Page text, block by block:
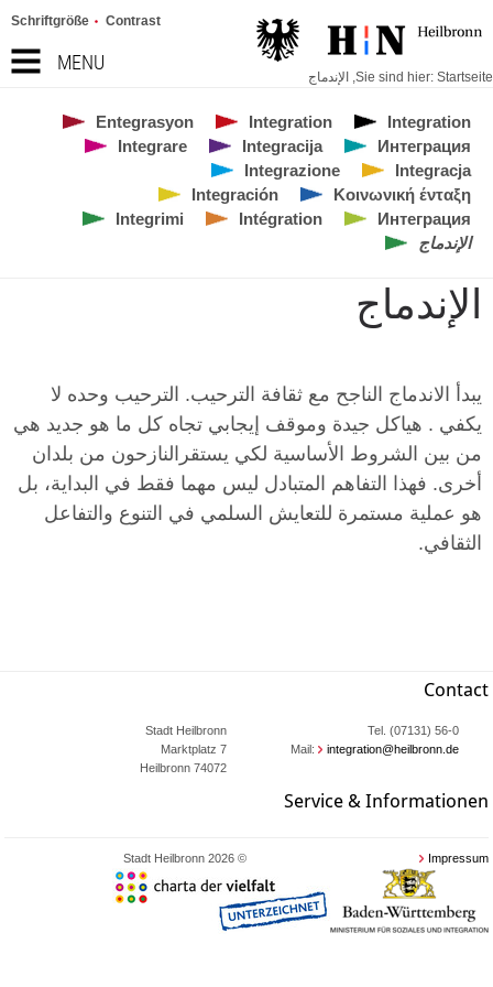
MENU
Schriftgröße Contrast
Sie sind hier: Startseite
, الإندماج
Integration
Integration
Entegrasyon
Интеграция
Integracija
Integrare
Integracja
Integrazione
Κοινωνική ένταξη
Integración
Интеграция
Intégration
Integrimi
الإندماج
الإندماج
يبدأ الاندماج الناجح مع ثقافة الترحيب. الترحيب وحده لا
يكفي . هياكل جيدة وموقف إيجابي تجاه كل ما هو جديد هي
من بين الشروط الأساسية لكي يستقرالنازحون من بلدان
أخرى. فهذا التفاهم المتبادل ليس مهما فقط في البداية، بل
هو عملية مستمرة للتعايش السلمي في التنوع والتفاعل
الثقافي.
Contact
Stadt Heilbronn
Marktplatz 7
74072 Heilbronn
Tel. (07131) 56-0
Mail:
integration@heilbronn.de
Service & Informationen
© 2026 Stadt Heilbronn Impressum